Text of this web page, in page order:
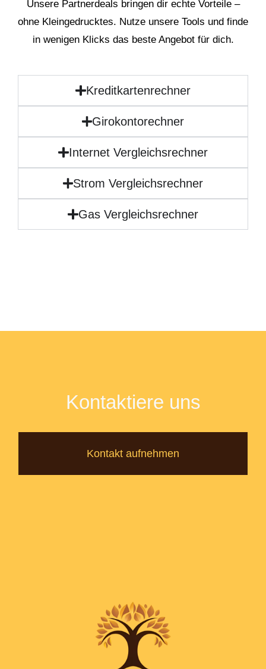
Unsere Partnerdeals bringen dir echte Vorteile –
ohne Kleingedrucktes. Nutze unsere Tools und finde
in wenigen Klicks das beste Angebot für dich.
Kreditkartenrechner
Girokontorechner
Internet Vergleichsrechner
Strom Vergleichsrechner
Gas Vergleichsrechner
Kontaktiere uns
Kontakt aufnehmen